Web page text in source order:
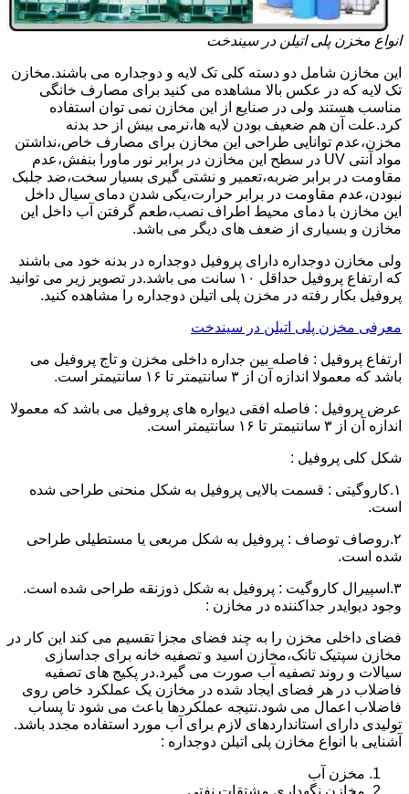
انواع مخزن پلی اتیلن در سیندخت
این مخازن شامل دو دسته کلی تک لایه و دوجداره می باشند.مخازن
تک لایه که در عکس بالا مشاهده می کنید برای مصارف خانگی
مناسب هستند ولی در صنایع از این مخازن نمی توان استفاده
کرد.علت آن هم ضعیف بودن لایه ها،نرمی بیش از حد بدنه
مخزن،عدم توانایی طراحی این مخازن برای مصارف خاص،نداشتن
مواد آنتی UV در سطح این مخازن در برابر نور ماورا بنفش،عدم
مقاومت در برابر ضربه،تعمیر و نشتی گیری بسیار سخت،ضد جلبک
نبودن،عدم مقاومت در برابر حرارت،یکی شدن دمای سیال داخل
این مخازن با دمای محیط اطراف نصب،طعم گرفتن آب داخل این
مخازن و بسیاری از ضعف های دیگر می باشد.
ولی مخازن دوجداره دارای پروفیل دوجداره در بدنه خود می باشند
که ارتفاع پروفیل حداقل ۱۰ سانت می باشد.در تصویر زیر می توانید
پروفیل بکار رفته در مخزن پلی اتیلن دوجداره را مشاهده کنید.
معرفی مخزن پلی اتیلن در سیندخت
ارتفاع پروفیل : فاصله بین جداره داخلی مخزن و تاج پروفیل می
باشد که معمولا اندازه آن از ۳ سانتیمتر تا ۱۶ سانتیمتر است.
عرض پروفیل : فاصله افقی دیواره های پروفیل می باشد که معمولا
اندازه آن از ۳ سانتیمتر تا ۱۶ سانتیمتر است.
شکل کلی پروفیل :
۱.کاروگیتی : قسمت بالایی پروفیل به شکل منحنی طراحی شده
است.
۲.روصاف توصاف : پروفیل به شکل مربعی یا مستطیلی طراحی
شده است.
۳.اسپیرال کاروگیت : پروفیل به شکل ذوزنقه طراحی شده است.
وجود دیوایدر جداکننده در مخازن :
فضای داخلی مخزن را به چند فضای مجزا تقسیم می کند این کار در
مخازن سپتیک تانک،مخازن اسید و تصفیه خانه برای جداسازی
سیالات و روند تصفیه آب صورت می گیرد.در پکیج های تصفیه
فاضلاب در هر فضای ایجاد شده در مخازن یک عملکرد خاص روی
فاضلاب اعمال می شود.نتیجه عملکردها باعث می شود تا پساب
تولیدی دارای استانداردهای لازم برای آب مورد استفاده مجدد باشد.
آشنایی با انواع مخازن پلی اتیلن دوجداره :
مخزن آب
مخازن نگهداری مشتقات نفتی